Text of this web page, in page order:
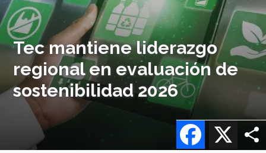
Tec mantiene liderazgo
regional en evaluación de
sostenibilidad 2026
X
Facebook